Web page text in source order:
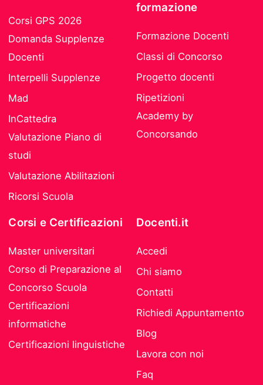
Corsi GPS 2026
Domanda Supplenze
Docenti
Interpelli Supplenze
Mad
InCattedra
Valutazione Piano di
studi
Valutazione Abilitazioni
Ricorsi Scuola
formazione
Formazione Docenti
Classi di Concorso
Progetto docenti
Ripetizioni
Academy by
Concorsando
Corsi e Certificazioni
Master universitari
Corso di Preparazione al
Concorso Scuola
Certificazioni
informatiche
Certificazioni linguistiche
Docenti.it
Accedi
Chi siamo
Contatti
Richiedi Appuntamento
Blog
Lavora con noi
Faq